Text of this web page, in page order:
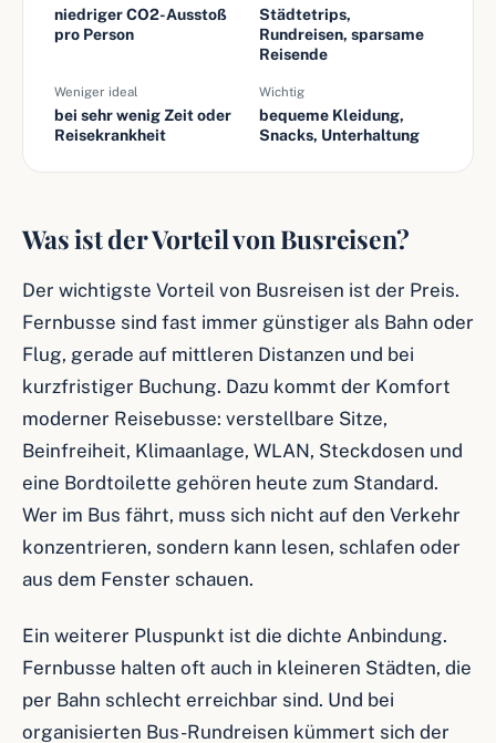
niedriger CO2-Ausstoß
pro Person
Städtetrips,
Rundreisen, sparsame
Reisende
Weniger ideal
bei sehr wenig Zeit oder
Reisekrankheit
Wichtig
bequeme Kleidung,
Snacks, Unterhaltung
Was ist der Vorteil von Busreisen?
Der wichtigste Vorteil von Busreisen ist der Preis.
Fernbusse sind fast immer günstiger als Bahn oder
Flug, gerade auf mittleren Distanzen und bei
kurzfristiger Buchung. Dazu kommt der Komfort
moderner Reisebusse: verstellbare Sitze,
Beinfreiheit, Klimaanlage, WLAN, Steckdosen und
eine Bordtoilette gehören heute zum Standard.
Wer im Bus fährt, muss sich nicht auf den Verkehr
konzentrieren, sondern kann lesen, schlafen oder
aus dem Fenster schauen.
Ein weiterer Pluspunkt ist die dichte Anbindung.
Fernbusse halten oft auch in kleineren Städten, die
per Bahn schlecht erreichbar sind. Und bei
organisierten Bus-Rundreisen kümmert sich der